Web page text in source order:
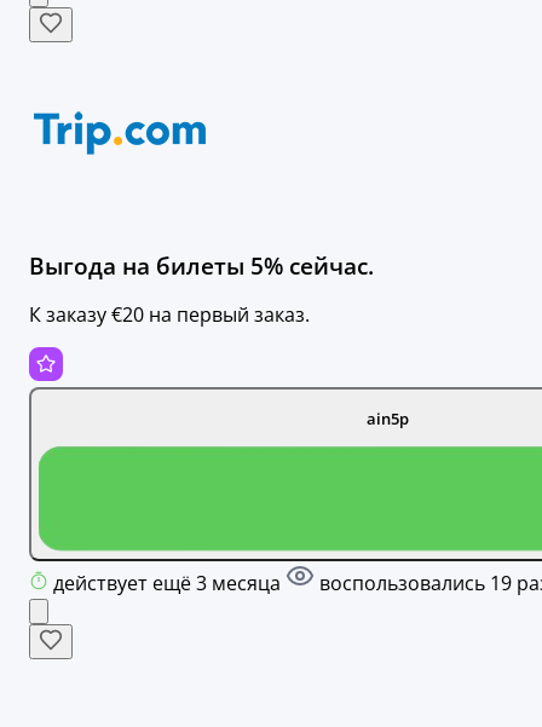
Выгода на билеты 5% сейчас.
К заказу €20 на первый заказ.
ain5p
действует ещё 3 месяца воспользовались 19